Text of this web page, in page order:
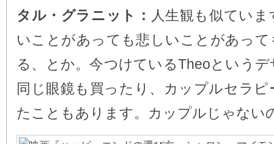
タル・グラニット： 人生観も似てい
いことがあっても悲しいことがあって
る、とか。今つけているTheoという
同じ眼鏡も買ったり、カップルセラピ
たこともあります。カップルじゃない